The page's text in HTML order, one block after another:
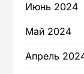
Июнь 2024
Май 2024
Апрель